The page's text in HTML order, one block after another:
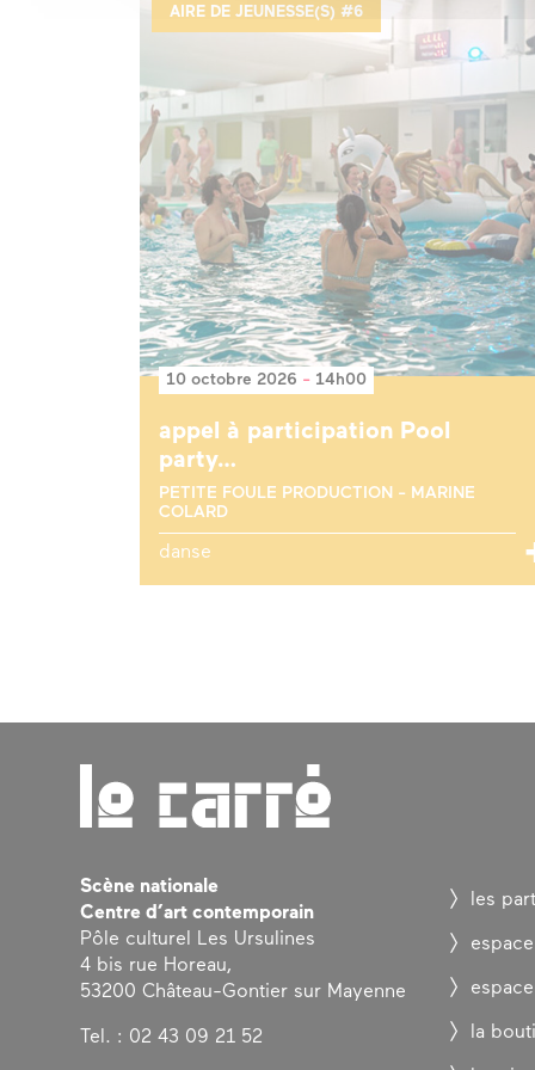
AIRE DE JEUNESSE(S) #6
10 octobre 2026 - 14h00
appel à participation Pool
party…
PETITE FOULE PRODUCTION - MARINE
COLARD
danse
Scène nationale
Centre d’art contemporain
Pôle culturel Les Ursulines
4 bis rue Horeau,
53200 Château-Gontier sur Mayenne
Tel. : 02 43 09 21 52
les
la